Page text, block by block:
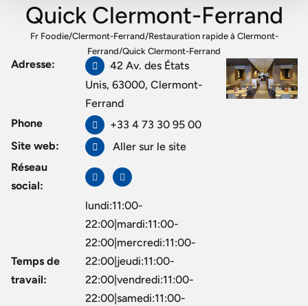
Quick Clermont-Ferrand
Fr Foodie/Clermont-Ferrand/Restauration rapide à Clermont-
Ferrand/Quick Clermont-Ferrand
Adresse:
42 Av. des États
Unis, 63000, Clermont-
Ferrand
Phone
+33 4 73 30 95 00
Site web:
Aller sur le site
Réseau
social:
Temps de
travail:
lundi:11:00-
22:00|mardi:11:00-
22:00|mercredi:11:00-
22:00|jeudi:11:00-
22:00|vendredi:11:00-
22:00|samedi:11:00-